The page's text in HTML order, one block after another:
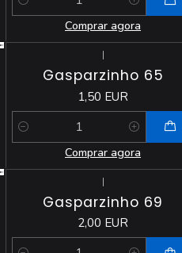
Quantidade
Comprar agora
|
Gasparzinho 65
1,50 EUR
Quantidade
Comprar agora
|
Gasparzinho 69
2,00 EUR